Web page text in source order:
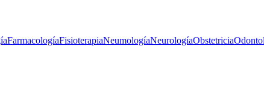
FarmacologíaFisioterapiaNeumologíaNeurologíaObstetricia